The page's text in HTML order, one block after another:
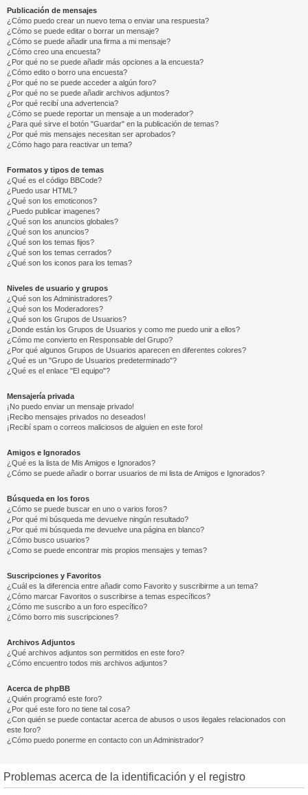
Publicación de mensajes
¿Cómo puedo crear un nuevo tema o enviar una respuesta?
¿Cómo se puede editar o borrar un mensaje?
¿Cómo se puede añadir una firma a mi mensaje?
¿Cómo creo una encuesta?
¿Por qué no se puede añadir más opciones a la encuesta?
¿Cómo edito o borro una encuesta?
¿Por qué no se puede acceder a algún foro?
¿Por qué no se puede añadir archivos adjuntos?
¿Por qué recibí una advertencia?
¿Cómo se puede reportar un mensaje a un moderador?
¿Para qué sirve el botón "Guardar" en la publicación de temas?
¿Por qué mis mensajes necesitan ser aprobados?
¿Cómo hago para reactivar un tema?
Formatos y tipos de temas
¿Qué es el código BBCode?
¿Puedo usar HTML?
¿Qué son los emoticonos?
¿Puedo publicar imagenes?
¿Qué son los anuncios globales?
¿Qué son los anuncios?
¿Qué son los temas fijos?
¿Qué son los temas cerrados?
¿Qué son los iconos para los temas?
Niveles de usuario y grupos
¿Qué son los Administradores?
¿Qué son los Moderadores?
¿Qué son los Grupos de Usuarios?
¿Donde están los Grupos de Usuarios y como me puedo unir a ellos?
¿Cómo me convierto en Responsable del Grupo?
¿Por qué algunos Grupos de Usuarios aparecen en diferentes colores?
¿Qué es un "Grupo de Usuarios predeterminado"?
¿Qué es el enlace "El equipo"?
Mensajería privada
¡No puedo enviar un mensaje privado!
¡Recibo mensajes privados no deseados!
¡Recibí spam o correos maliciosos de alguien en este foro!
Amigos e Ignorados
¿Qué es la lista de Mis Amigos e Ignorados?
¿Cómo se puede añadir o borrar usuarios de mi lista de Amigos e Ignorados?
Búsqueda en los foros
¿Cómo se puede buscar en uno o varios foros?
¿Por qué mi búsqueda me devuelve ningún resultado?
¿Por qué mi búsqueda me devuelve una página en blanco?
¿Cómo busco usuarios?
¿Como se puede encontrar mis propios mensajes y temas?
Suscripciones y Favoritos
¿Cuál es la diferencia entre añadir como Favorito y suscribirme a un tema?
¿Cómo marcar Favoritos o suscribirse a temas específicos?
¿Cómo me suscribo a un foro específico?
¿Cómo borro mis suscripciones?
Archivos Adjuntos
¿Qué archivos adjuntos son permitidos en este foro?
¿Cómo encuentro todos mis archivos adjuntos?
Acerca de phpBB
¿Quién programó este foro?
¿Por qué este foro no tiene tal cosa?
¿Con quién se puede contactar acerca de abusos o usos ilegales relacionados con
este foro?
¿Cómo puedo ponerme en contacto con un Administrador?
Problemas acerca de la identificación y el registro